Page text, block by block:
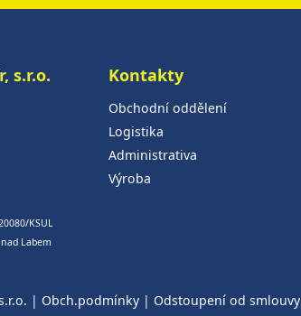
s.r.o.
KSUL
Labem
Kontakty
Obchodní oddělení
Logistika
Administrativa
Výroba
| Obch.podmínky | Odstoupení od smlouvy